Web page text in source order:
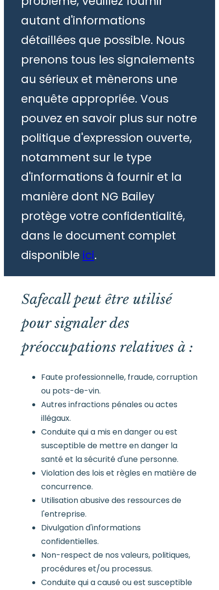
autant d'informations
détaillées que possible. Nous
prenons tous les signalements
au sérieux et mènerons une
enquête appropriée. Vous
pouvez en savoir plus sur notre
politique d'expression ouverte,
notamment sur le type
d'informations à fournir et la
manière dont NG Bailey
protège votre confidentialité,
dans le document complet
disponible ici.
Safecall peut être utilisé
pour signaler des
préoccupations relatives à :
Faute professionnelle, fraude, corruption
ou pots-de-vin.
Autres infractions pénales ou actes
illégaux.
Conduite qui a mis en danger ou est
susceptible de mettre en danger la
santé et la sécurité d'une personne.
Violation des lois et règles en matière de
concurrence.
Utilisation abusive des ressources de
l'entreprise.
Divulgation d'informations
confidentielles.
Non-respect de nos valeurs, politiques,
procédures et/ou processus.
Conduite qui a causé ou est susceptible